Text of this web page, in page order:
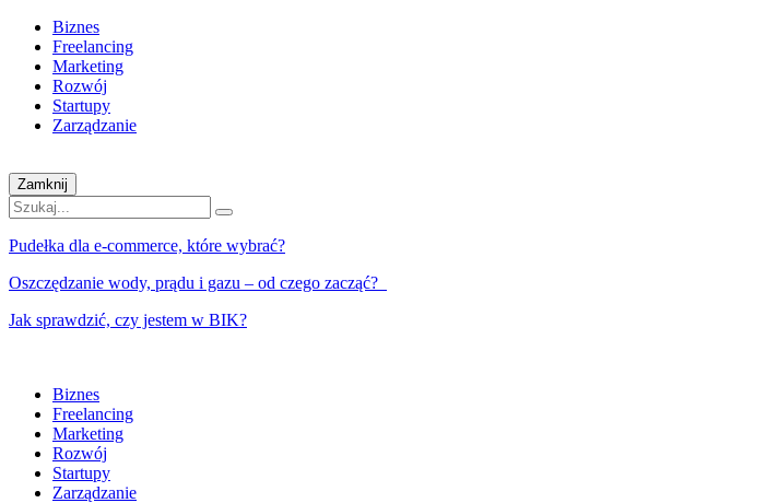
Biznes
Freelancing
Marketing
Rozwój
Startupy
Zarządzanie
Zamknij
Pudełka dla e-commerce, które wybrać?
Oszczędzanie wody, prądu i gazu – od czego zacząć?
Jak sprawdzić, czy jestem w BIK?
Biznes
Freelancing
Marketing
Rozwój
Startupy
Zarządzanie